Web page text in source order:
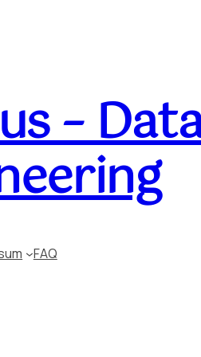
–
FAQ